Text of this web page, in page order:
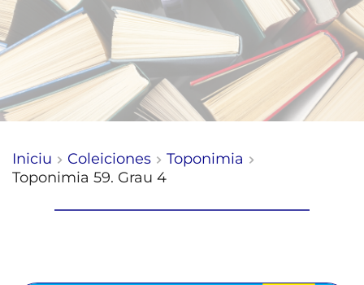
Iniciu Coleiciones
Toponimia
Toponimia 59. Grau 4